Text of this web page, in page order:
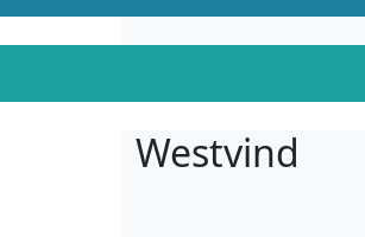
Westvind